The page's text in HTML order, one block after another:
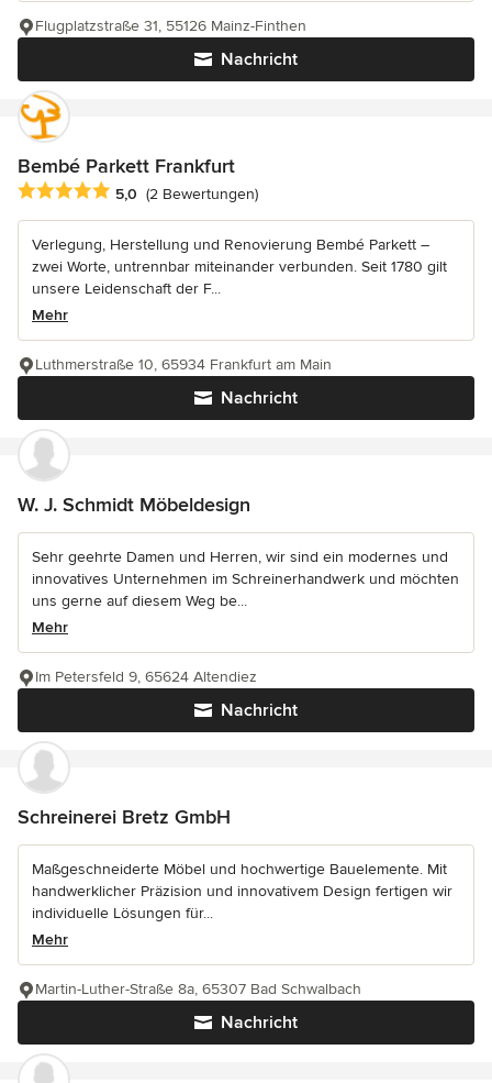
Nachricht
Flugplatzstraße 31, 55126 Mainz-Finthen
Bembé Parkett Frankfurt
Durchschnittliche Bewertung: 5 von 5 Sternen
5,0 (2 Bewertungen)
Verlegung, Herstellung und Renovierung Bembé Parkett –
zwei Worte, untrennbar miteinander verbunden. Seit 1780 gilt
unsere Leidenschaft der F...
Mehr
Nachricht
Luthmerstraße 10, 65934 Frankfurt am Main
W. J. Schmidt Möbeldesign
Sehr geehrte Damen und Herren, wir sind ein modernes und
innovatives Unternehmen im Schreinerhandwerk und möchten
uns gerne auf diesem Weg be...
Mehr
Nachricht
Im Petersfeld 9, 65624 Altendiez
Schreinerei Bretz GmbH
Maßgeschneiderte Möbel und hochwertige Bauelemente. Mit
handwerklicher Präzision und innovativem Design fertigen wir
individuelle Lösungen für...
Mehr
Nachricht
Martin-Luther-Straße 8a, 65307 Bad Schwalbach